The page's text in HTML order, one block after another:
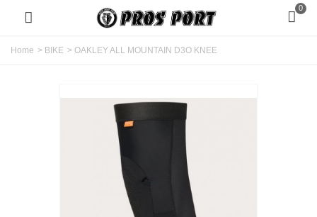
0
Home > BIKE > OAKLEY ALL MOUNTAIN D3O KNEE